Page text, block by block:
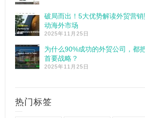
破局而出！5大优势解读外贸营
动海外市场
2025年11月25日
为什么90%成功的外贸公司，都
首要战略？
2025年11月25日
热门标签